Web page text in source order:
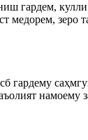
гардем,
медорем, зеро
гардему
намоему